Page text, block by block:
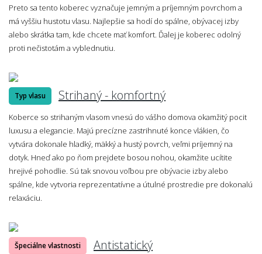
Preto sa tento koberec vyznačuje jemným a príjemným povrchom a
má vyššiu hustotu vlasu. Najlepšie sa hodí do spálne, obývacej izby
alebo skrátka tam, kde chcete mať komfort. Ďalej je koberec odolný
proti nečistotám a vyblednutiu.
Typ vlasu Strihaný - komfortný
Koberce so strihaným vlasom vnesú do vášho domova okamžitý pocit
luxusu a elegancie. Majú precízne zastrihnuté konce vlákien, čo
vytvára dokonale hladký, mäkký a hustý povrch, veľmi príjemný na
dotyk. Hneď ako po ňom prejdete bosou nohou, okamžite ucítite
hrejivé pohodlie. Sú tak snovou voľbou pre obývacie izby alebo
spálne, kde vytvoria reprezentatívne a útulné prostredie pre dokonalú
relaxáciu.
Špeciálne vlastnosti Antistatický